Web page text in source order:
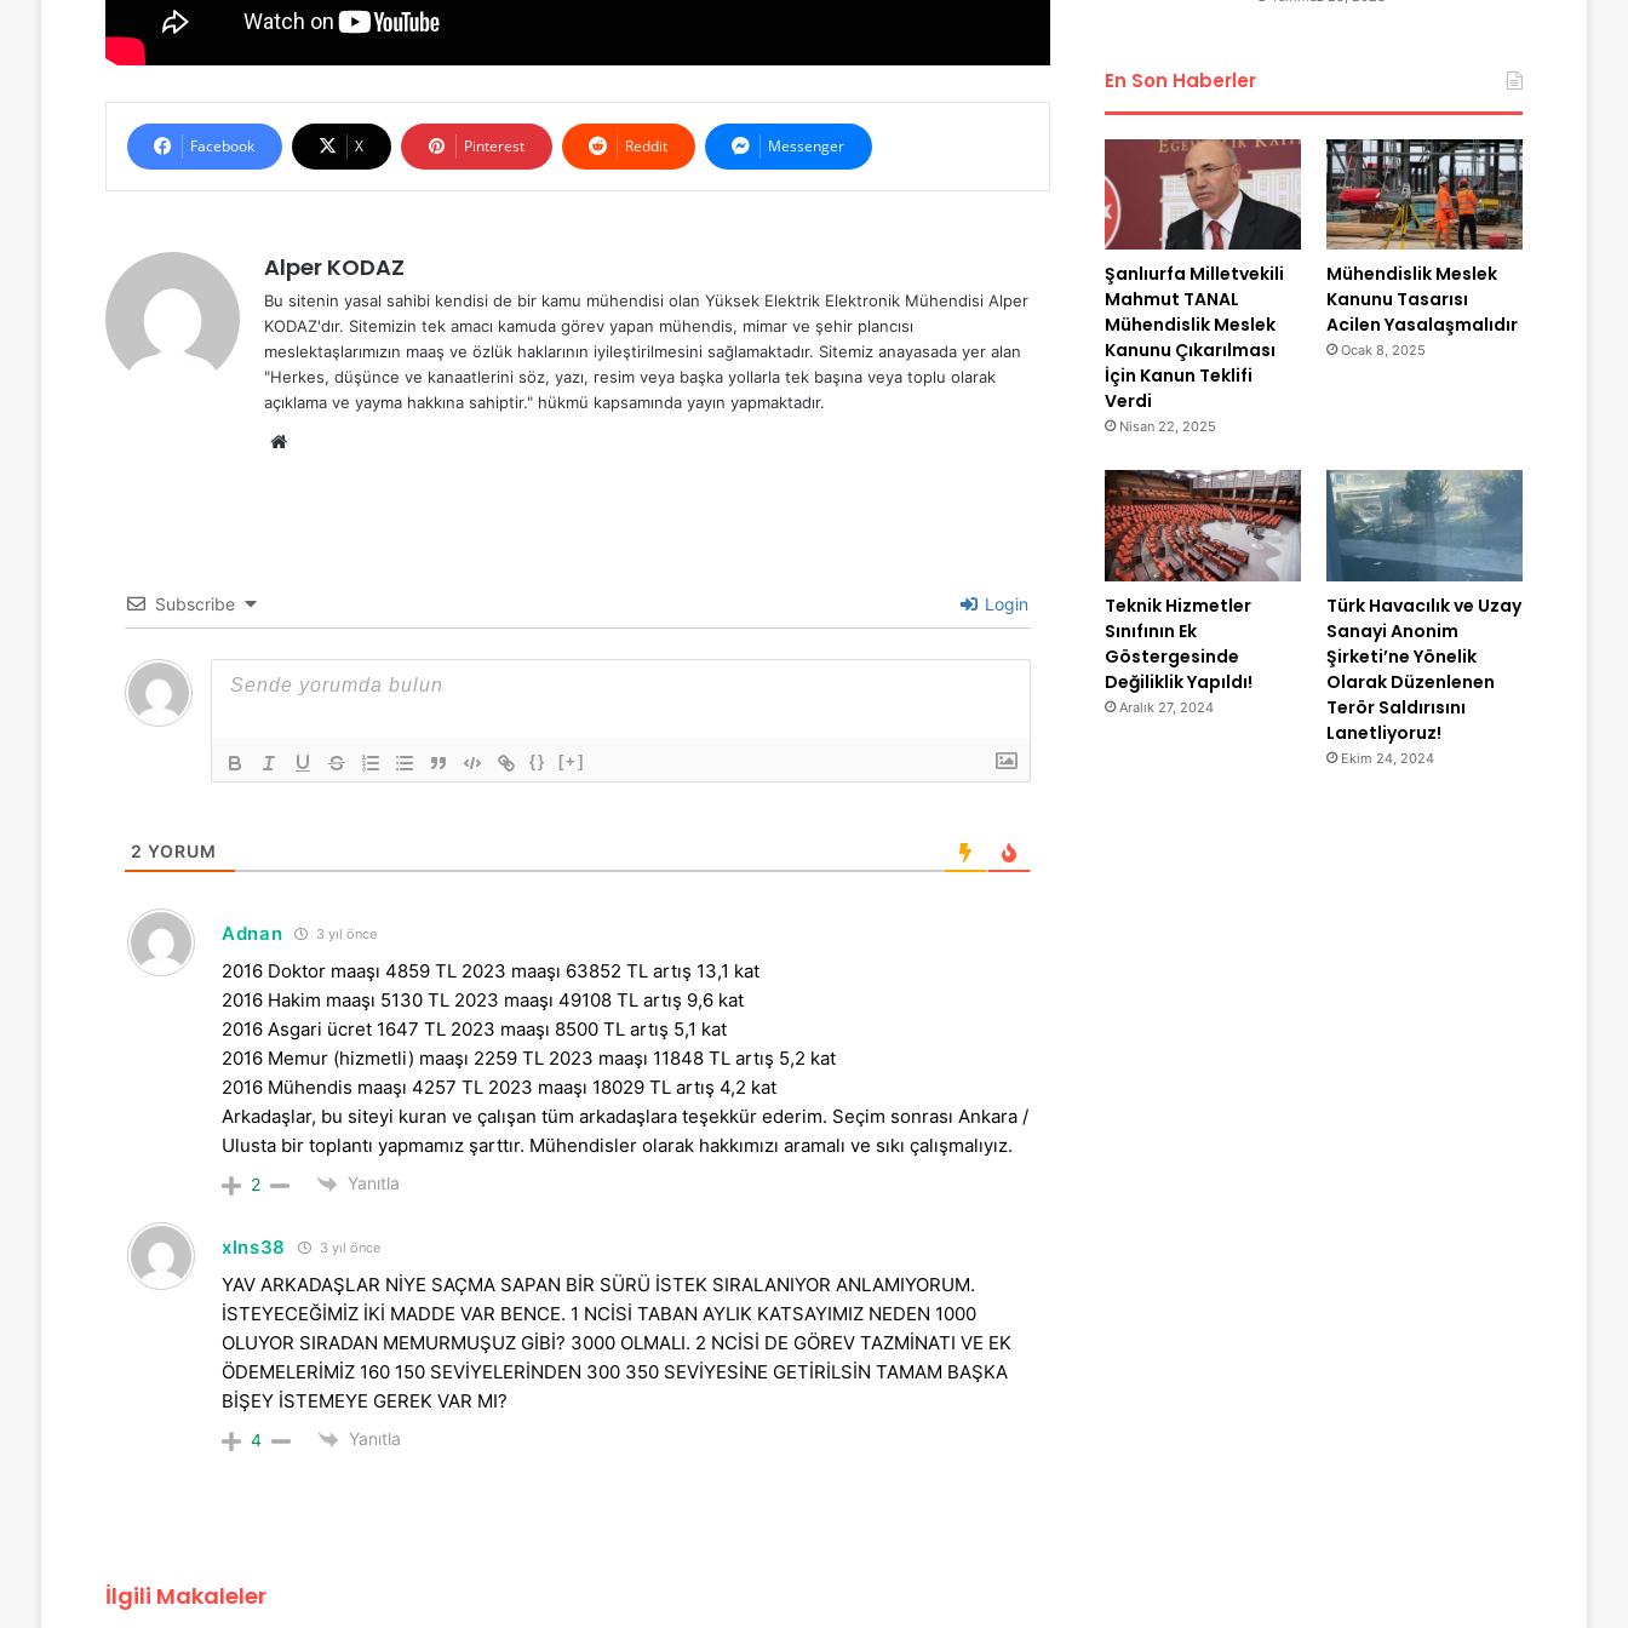
Facebook X Pinterest Reddit Messenger
Alper KODAZ
Bu sitenin yasal sahibi kendisi de bir kamu mühendisi olan Yüksek Elektrik Elektronik Mühendisi Alper
KODAZ'dır. Sitemizin tek amacı kamuda görev yapan mühendis, mimar ve şehir plancısı
meslektaşlarımızın maaş ve özlük haklarının iyileştirilmesini sağlamaktadır. Sitemiz anayasada yer alan
"Herkes, düşünce ve kanaatlerini söz, yazı, resim veya başka yollarla tek başına veya toplu olarak
açıklama ve yayma hakkına sahiptir." hükmü kapsamında yayın yapmaktadır.
Subscribe Login
{} [+]
2 YORUM
Adnan 3 yıl önce
2016 Doktor maaşı 4859 TL 2023 maaşı 63852 TL artış 13,1 kat
2016 Hakim maaşı 5130 TL 2023 maaşı 49108 TL artış 9,6 kat
2016 Asgari ücret 1647 TL 2023 maaşı 8500 TL artış 5,1 kat
2016 Memur (hizmetli) maaşı 2259 TL 2023 maaşı 11848 TL artış 5,2 kat
2016 Mühendis maaşı 4257 TL 2023 maaşı 18029 TL artış 4,2 kat
Arkadaşlar, bu siteyi kuran ve çalışan tüm arkadaşlara teşekkür ederim. Seçim sonrası Ankara /
Ulusta bir toplantı yapmamız şarttır. Mühendisler olarak hakkımızı aramalı ve sıkı çalışmalıyız.
2 Yanıtla
xlns38 3 yıl önce
YAV ARKADAŞLAR NİYE SAÇMA SAPAN BİR SÜRÜ İSTEK SIRALANIYOR ANLAMIYORUM.
İSTEYECEĞİMİZ İKİ MADDE VAR BENCE. 1 NCİSİ TABAN AYLIK KATSAYIMIZ NEDEN 1000
OLUYOR SIRADAN MEMURMUŞUZ GİBİ? 3000 OLMALI. 2 NCİSİ DE GÖREV TAZMİNATI VE EK
ÖDEMELERİMİZ 160 150 SEVİYELERİNDEN 300 350 SEVİYESİNE GETİRİLSİN TAMAM BAŞKA
BİŞEY İSTEMEYE GEREK VAR MI?
4 Yanıtla
İlgili Makaleler
En Son Haberler
Şanlıurfa Milletvekili
Mahmut TANAL
Mühendislik Meslek
Kanunu Çıkarılması
İçin Kanun Teklifi
Verdi
Nisan 22, 2025
Mühendislik Meslek
Kanunu Tasarısı
Acilen Yasalaşmalıdır
Ocak 8, 2025
Teknik Hizmetler
Sınıfının Ek
Göstergesinde
Değiliklik Yapıldı!
Aralık 27, 2024
Türk Havacılık ve Uzay
Sanayi Anonim
Şirketi’ne Yönelik
Olarak Düzenlenen
Terör Saldırısını
Lanetliyoruz!
Ekim 24, 2024